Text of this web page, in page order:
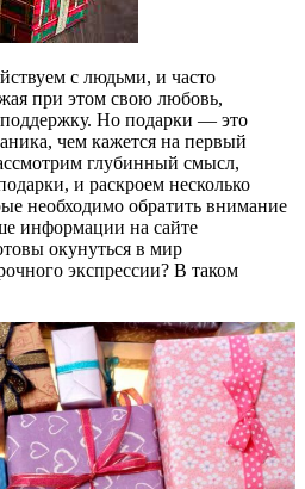
с людьми, и часто
при этом свою любовь,
поддержку. Но подарки — это
чем кажется на первый
глубинный смысл,
и раскроем несколько
необходимо обратить внимание
информации на сайте
окунуться в мир
экспрессии? В таком